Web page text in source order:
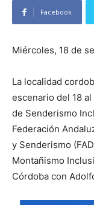
Facebook
Miércoles, 18 de
La localidad
escenario del 18
de Senderismo
Federación
y Senderismo
Montañismo
Córdoba con